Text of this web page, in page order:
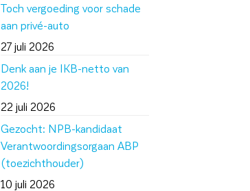
Toch vergoeding voor schade
aan privé-auto
27 juli 2026
Denk aan je IKB-netto van
2026!
22 juli 2026
Gezocht: NPB-kandidaat
Verantwoordingsorgaan ABP
(toezichthouder)
10 juli 2026